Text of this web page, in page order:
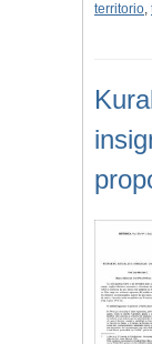
territorio,